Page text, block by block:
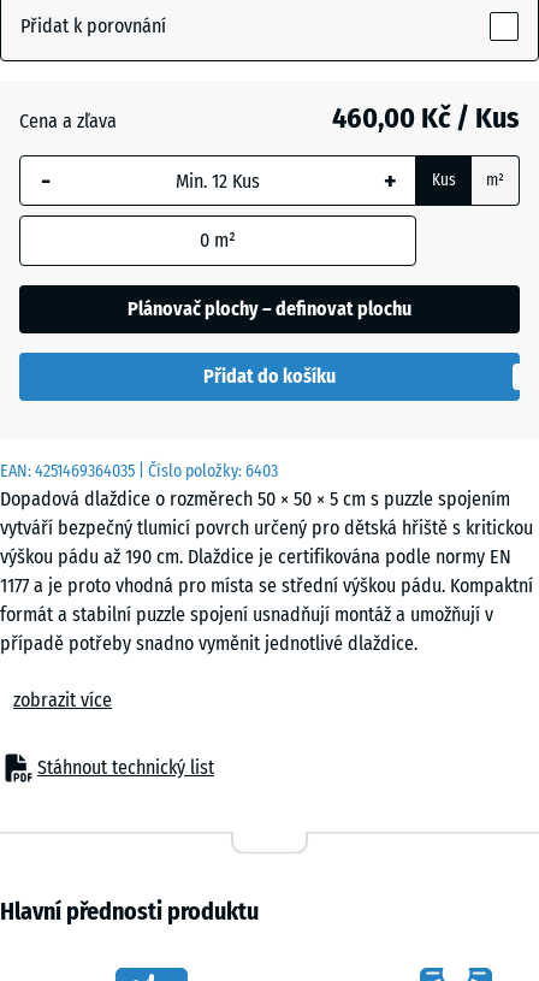
EAN:4251469364035 | Číslo položky:6403
Dopadová dlaždice o rozměrech 50 × 50 × 5 cm s puzzle spojením
vytváří bezpečný tlumicí povrch určený pro dětská hřiště s kritickou
výškou pádu až 190 cm. Dlaždice je certifikována podle normy EN
1177 a je proto vhodná pro místa se střední výškou pádu. Kompaktní
formát a stabilní puzzle spojení usnadňují montáž a umožňují v
případě potřeby snadno vyměnit jednotlivé dlaždice.
Dopadová dlaždice o tloušťce 5 cm se používá všude tam, kde je
použití jsou herní zařízení se střední až větší výškou, například
kombinované prolézačky, lezecké věže, sítě na lezení, větší skluzavky
Dlaždice je vyrobena z pryžového granulátu ELT spojeného
polyuretanovým pojivem. ELT znamená „End of Life Tyres“ a označuje
zobrazit více
Stáhnout technický list
červená
- 13,00 Kč
Přidat k porovnání
Cena a zľava 460,00 Kč / Kus
- + Kus m²
0 m²
Plánovač plochy – definovat plochu
Přidat do košíku
Hlavní přednosti produktu